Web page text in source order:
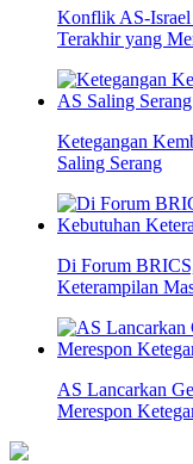
Konflik AS-Israel
Terakhir yang
Ketegangan
Saling Serang
Di Forum
Keterampilan
AS Lancarkan
Merespon